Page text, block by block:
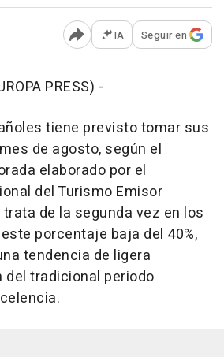
Abrir opciones para
IA Seguir en
PRESS) -
tiene previsto tomar sus
de agosto, según el
elaborado por el
del Turismo Emisor
trata de la segunda vez en los
porcentaje baja del 40%,
tendencia de ligera
tradicional periodo